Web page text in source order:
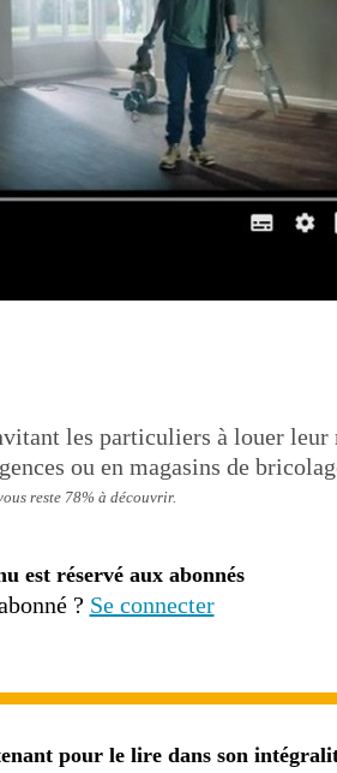
les particuliers à louer
ou en magasins de
reste 78% à découvrir.
est réservé aux abonnés
? Se connecter
pour le lire dans son